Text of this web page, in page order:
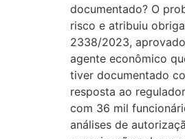
documentado? O
risco e atribuiu
2338/2023,
agente econômico
tiver documentado
resposta ao
com 36 mil
análises de